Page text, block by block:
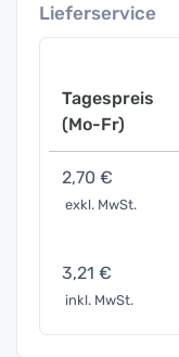
Lieferservice
Tagespreis
(Mo-Fr)
2,70 €
exkl. MwSt.
3,21 €
inkl. MwSt.